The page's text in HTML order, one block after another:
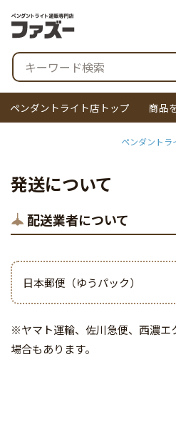
ペンダントライト店トップ 商品
ペンダントラ
発送について
配送業者について
日本郵便（ゆうパック）
※ヤマト運輸、 佐川急便、 西濃エ
場合もあります。